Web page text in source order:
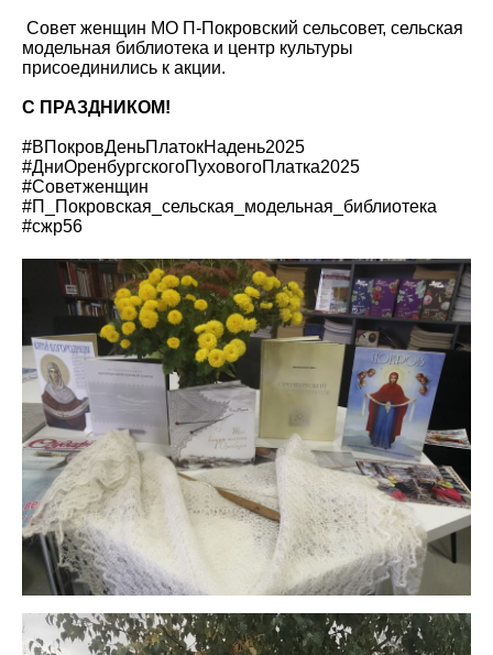
️ Совет женщин МО П-Покровский сельсовет, сельская
модельная библиотека и центр культуры
присоединились к акции.
С ПРАЗДНИКОМ!
#ВПокровДеньПлатокНадень2025
#ДниОренбургскогоПуховогоПлатка2025
#Советженщин
#П_Покровская_сельская_модельная_библиотека
#сжр56